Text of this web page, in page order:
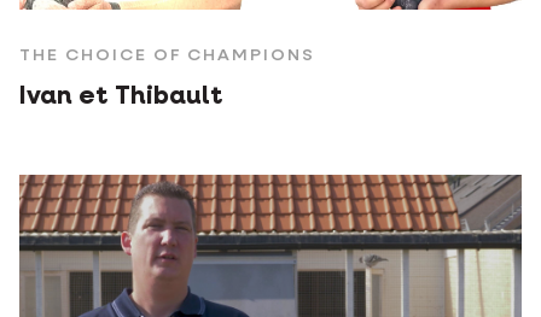
THE CHOICE OF CHAMPIONS
Ivan et Thibault